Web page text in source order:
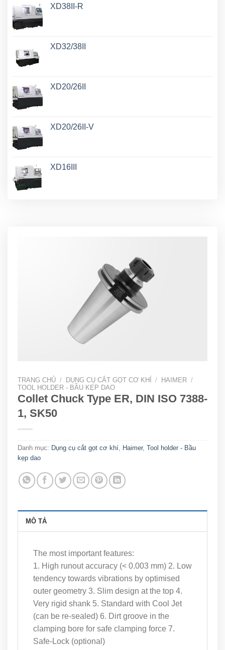
XD38II-R
XD32/38II
XD20/26II
XD20/26II-V
XD16III
TRANG CHỦ / DỤNG CỤ CẮT GỌT CƠ KHÍ / HAIMER /
TOOL HOLDER - BẦU KẸP DAO
Collet Chuck Type ER, DIN ISO 7388-
1, SK50
Danh mục: Dụng cụ cắt gọt cơ khí, Haimer, Tool holder - Bầu
kẹp dao
MÔ TẢ
The most important features:
1. High runout accuracy (< 0.003 mm) 2. Low
tendency towards vibrations by optimised
outer geometry 3. Slim design at the top 4.
Very rigid shank 5. Standard with Cool Jet
(can be re-sealed) 6. Dirt groove in the
clamping bore for safe clamping force 7.
Safe-Lock (optional)